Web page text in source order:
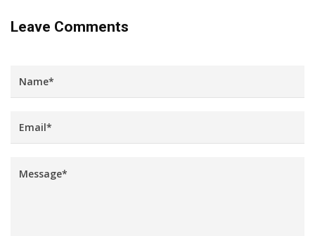
Leave Comments